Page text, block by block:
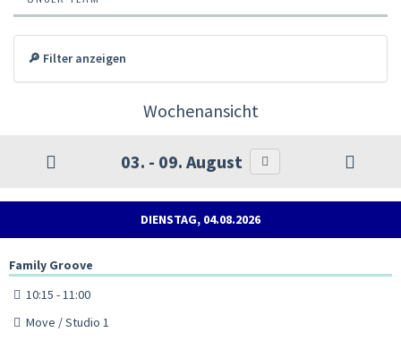
🔎 Filter anzeigen
Wochenansicht
03. - 09. August
DIENSTAG, 04.08.2026
Family Groove
10:15 - 11:00
Move / Studio 1